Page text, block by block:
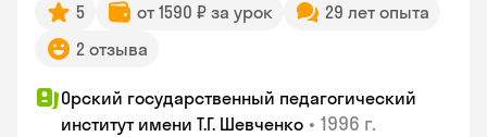
5 от 1590 ₽ за урок
29 лет опыта
2 отзыва
Орский государственный педагогический
институт имени Т.Г. Шевченко • 1996 г.